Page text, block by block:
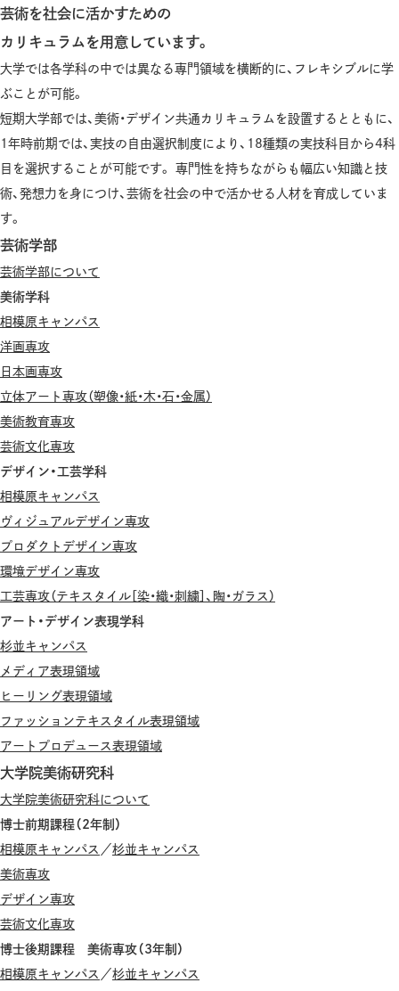
芸術を社会に活かすための
カリキュラムを用意しています。
大学では各学科の中では異なる専門領域を横断的に、フレキシブルに学
ぶことが可能。
短期大学部では、美術・デザイン共通カリキュラムを設置するとともに、
1年時前期では、実技の自由選択制度により、18種類の実技科目から4科
目を選択することが可能です。 専門性を持ちながらも幅広い知識と技
術、発想力を身につけ、芸術を社会の中で活かせる人材を育成していま
す。
芸術学部
芸術学部について
美術学科
相模原キャンパス
洋画専攻
日本画専攻
立体アート専攻（塑像・紙・木・石・金属）
美術教育専攻
芸術文化専攻
デザイン・工芸学科
相模原キャンパス
ヴィジュアルデザイン専攻
プロダクトデザイン専攻
環境デザイン専攻
工芸専攻（テキスタイル［染・織・刺繍］、陶・ガラス）
アート・デザイン表現学科
杉並キャンパス
メディア表現領域
ヒーリング表現領域
ファッションテキスタイル表現領域
アートプロデュース表現領域
大学院美術研究科
大学院美術研究科について
博士前期課程（2年制）
相模原キャンパス ／杉並キャンパス
美術専攻
デザイン専攻
芸術文化専攻
博士後期課程 美術専攻（3年制）
相模原キャンパス ／杉並キャンパス